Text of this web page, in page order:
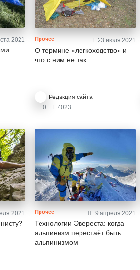
2021 Прочее 23 июля 2021
О термине «легкоходство» и
что с ним не так
Редакция сайта
0
4023
2021 Прочее 9 апреля 2021
Технологии Эвереста: когда
альпинизм перестаёт быть
альпинизмом